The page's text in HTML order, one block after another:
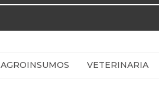
AGROINSUMOS VETERINARIA